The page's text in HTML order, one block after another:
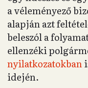
a véleményező
alapján azt
beleszól a
ellenzéki
nyilatkozatokban
idején.